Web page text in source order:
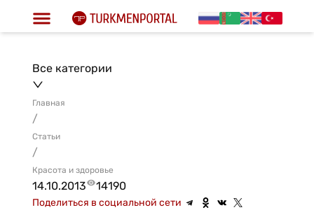
Все категории
Главная
/
Статьи
/
Красота и здоровье
14.10.2013 14190
Поделиться в социальной сети